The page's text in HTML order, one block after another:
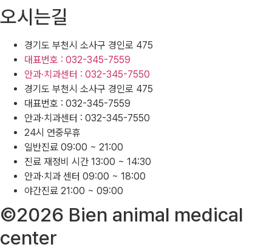
오시는길
경기도 부천시 소사구 경인로 475
대표번호 : 032-345-7559
안과·치과센터 : 032-345-7550
경기도 부천시 소사구 경인로 475
대표번호 : 032-345-7559
안과·치과센터 : 032-345-7550
24시 연중무휴
일반진료 09:00 ~ 21:00
진료 재정비 시간 13:00 ~ 14:30
안과·치과 센터 09:00 ~ 18:00
야간진료 21:00 ~ 09:00
©2026 Bien animal medical
center